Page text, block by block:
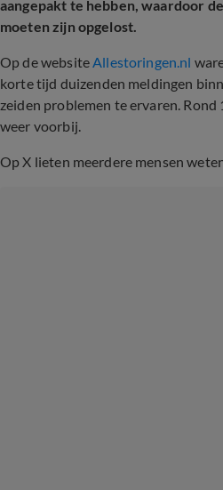
aangepakt te hebben, waardoor
moeten zijn opgelost.
Op de websiteAllestoringen.nl
korte tijd duizenden meldingen
zeiden problemen te ervaren.
weer voorbij.
Op X lieten meerdere mensen